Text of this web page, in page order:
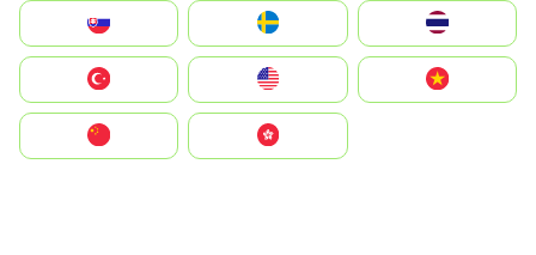
United States
中國香港特別行政區